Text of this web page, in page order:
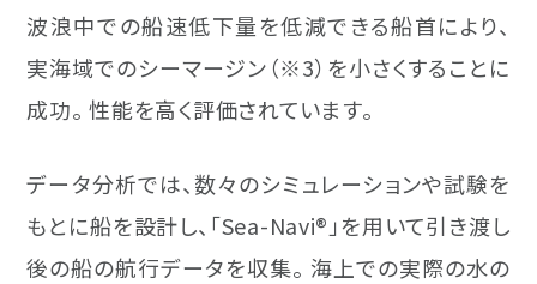
波浪中での船速低下量を低減できる船首により、
実海域でのシーマージン（※3）を小さくすることに
成功。 性能を高く評価されています。
データ分析では、数々のシミュレーションや試験を
もとに船を設計し、「Sea-Navi®」を用いて引き渡し
後の船の航行データを収集。 海上での実際の水の